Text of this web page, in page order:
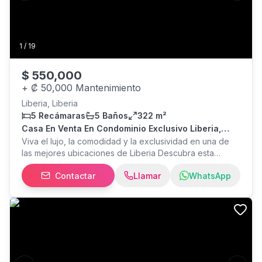
1 / 19
$ 550,000
+ ₡ 50,000 Mantenimiento
Liberia, Liberia
5 Recámaras
5 Baños
322 m²
Casa En Venta En Condominio Exclusivo Liberia,
Guanacaste Lista Para Estrenar
Viva el lujo, la comodidad y la exclusividad en una de
las mejores ubicaciones de Liberia Descubra esta
espectacular residencia de lujo completamente nueva,
ubicada en Condominio Parque del Encino, una de las
comunidades residenciales más exclusivas y de mayor
plusvalía de Liberia, Guanacaste. Con 322 m² de
privacidad y una excelente calidad de vida. 322 m² de
Contactar Llamar WhatsApp